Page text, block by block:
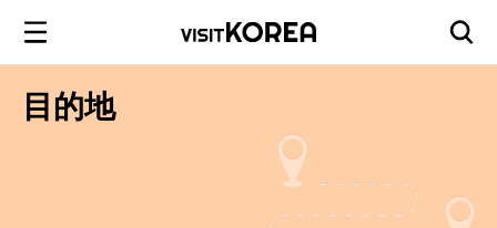
目的地